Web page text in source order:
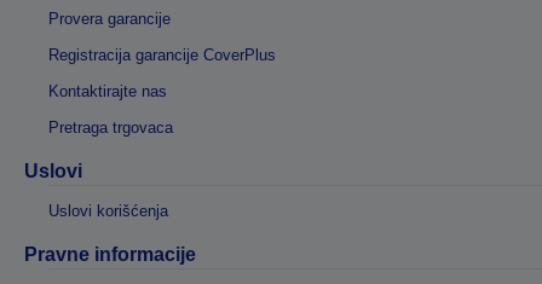
Provera garancije
Registracija garancije CoverPlus
Kontaktirajte nas
Pretraga trgovaca
Uslovi
Uslovi korišćenja
Pravne informacije